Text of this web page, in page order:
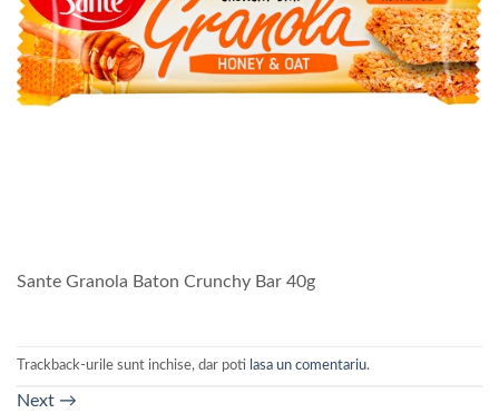
Sante Granola Baton Crunchy Bar 40g
Trackback-urile sunt inchise, dar poti lasa un comentariu.
Next →